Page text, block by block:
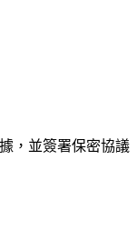
，並簽署保密協議